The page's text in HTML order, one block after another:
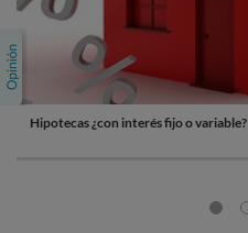
Hipotecas ¿con interés fijo o variable?